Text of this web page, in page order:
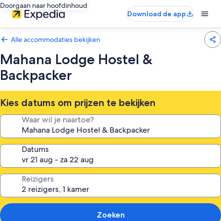
Doorgaan naar hoofdinhoud
Download de app
Alle accommodaties bekijken
Mahana Lodge Hostel &
Backpacker
Kies datums om prijzen te bekijken
Waar wil je naartoe?
Datums
Reizigers
Zoeken